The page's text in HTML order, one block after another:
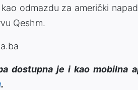
odmazdu za američki
Qeshm.
dostupna je i kao mobilna
.